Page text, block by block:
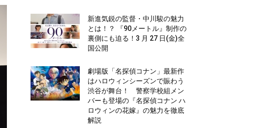
新進気鋭の監督・中川駿の魅力
とは！？ 『90メートル』制作の
裏側にも迫る！3 月 27 日(金)全
国公開
劇場版「名探偵コナン」最新作
はハロウィンシーズンで賑わう
渋谷が舞台！ 警察学校組メン
バーも登場の『名探偵コナン ハ
ロウィンの花嫁』の魅力を徹底
解説